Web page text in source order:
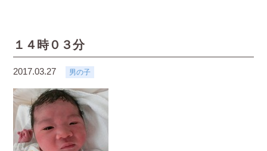
１４時０３分
2017.03.27 男の子